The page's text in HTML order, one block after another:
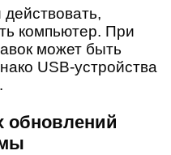
компьютер. При
может быть
USB-устройства
обновлений